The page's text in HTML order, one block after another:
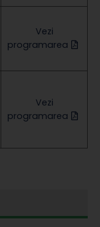
Vezi
programarea
Vezi
programarea